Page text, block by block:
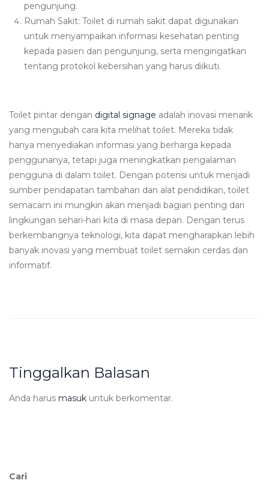
pengunjung.
Rumah Sakit: Toilet di rumah sakit dapat digunakan
untuk menyampaikan informasi kesehatan penting
kepada pasien dan pengunjung, serta mengingatkan
tentang protokol kebersihan yang harus diikuti.
Toilet pintar dengan digital signage adalah inovasi menarik
yang mengubah cara kita melihat toilet. Mereka tidak
hanya menyediakan informasi yang berharga kepada
penggunanya, tetapi juga meningkatkan pengalaman
pengguna di dalam toilet. Dengan potensi untuk menjadi
sumber pendapatan tambahan dan alat pendidikan, toilet
semacam ini mungkin akan menjadi bagian penting dari
lingkungan sehari-hari kita di masa depan. Dengan terus
berkembangnya teknologi, kita dapat mengharapkan lebih
banyak inovasi yang membuat toilet semakin cerdas dan
informatif.
Tinggalkan Balasan
Anda harus masuk untuk berkomentar.
Cari